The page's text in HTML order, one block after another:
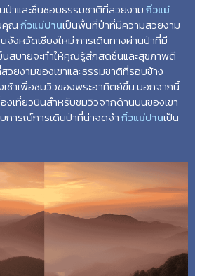
าและชื่นชอบธรรมชาติที่สวยงามกิ่วแม่
คุณกิ่วแม่ปานเป็นพื้นที่ป่าที่มีความสวยงาม
งหวัดเชียงใหม่ การเดินทางผ่านป่าที่มี
นสบายจะทำให้คุณรู้สึกสดชื่นและสุขภาพดี
ยงามของเขาและธรรมชาติที่รอบข้าง
เช้าเพื่อชมวิวของพระอาทิตย์ขึ้น นอกจากนี้
งเที่ยวบินสำหรับชมวิวจากด้านบนของเขา
ารณ์การเดินป่าที่น่าจดจำกิ่วแม่ปานเป็น